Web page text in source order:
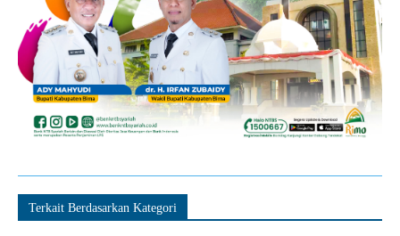
Terkait Berdasarkan Kategori